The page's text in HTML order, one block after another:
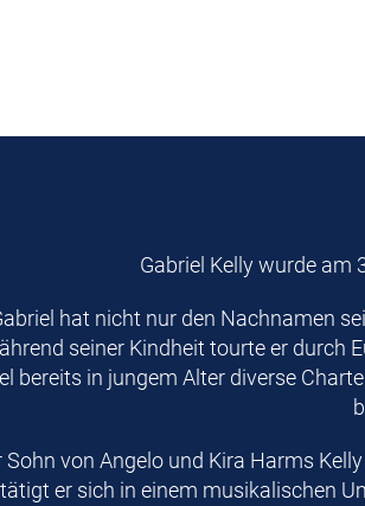
Gabriel Kelly wurde am
hat nicht nur den Nachnamen
seiner Kindheit tourte er durch
bereits in jungem Alter diverse
Sohn von Angelo und Kira Harms
er sich in einem musikalischen